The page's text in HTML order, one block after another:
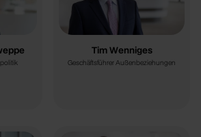
Tim Wenniges
Geschäftsführer Außenbeziehungen